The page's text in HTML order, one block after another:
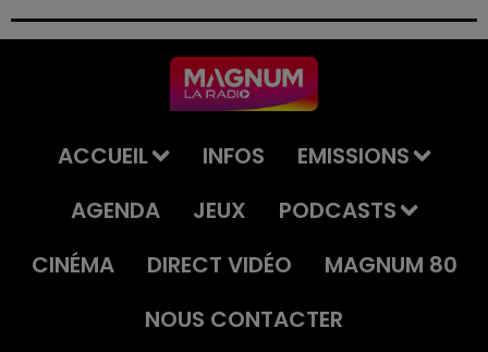
permis et la confiscation de son véhicule.
ACCUEIL INFOS
EMISSIONS
AGENDA
JEUX
PODCASTS
CINÉMA
DIRECT VIDÉO
MAGNUM 80
NOUS CONTACTER